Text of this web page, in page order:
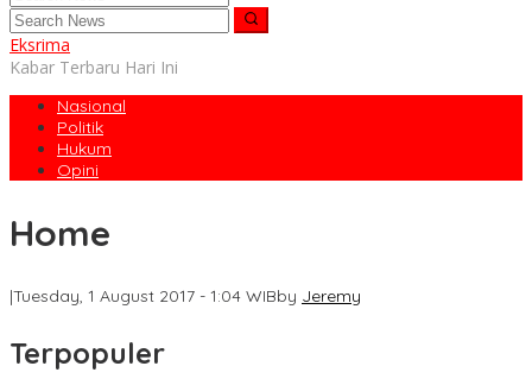
Eksrima
Kabar Terbaru Hari Ini
Nasional
Politik
Hukum
Opini
Home
|Tuesday, 1 August 2017 - 1:04 WIBby Jeremy
Terpopuler